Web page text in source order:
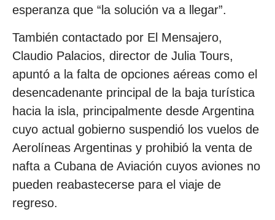
esperanza que “la solución va a llegar”.
También contactado por El Mensajero,
Claudio Palacios, director de Julia Tours,
apuntó a la falta de opciones aéreas como el
desencadenante principal de la baja turística
hacia la isla, principalmente desde Argentina
cuyo actual gobierno suspendió los vuelos de
Aerolíneas Argentinas y prohibió la venta de
nafta a Cubana de Aviación cuyos aviones no
pueden reabastecerse para el viaje de
regreso.